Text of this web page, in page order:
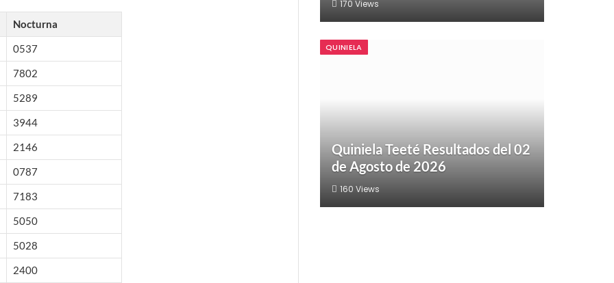
Nocturna
0537
7802
5289
3944
2146
0787
7183
5050
5028
2400
170 Views
QUINIELA
Quiniela Teeté Resultados del 02
de Agosto de 2026
160 Views